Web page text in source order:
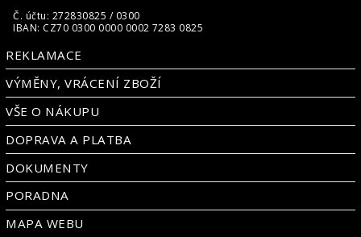
Č. účtu: 272830825 / 0300
IBAN: CZ70 0300 0000 0002 7283 0825
REKLAMACE
VÝMĚNY, VRÁCENÍ ZBOŽÍ
VŠE O NÁKUPU
DOPRAVA A PLATBA
DOKUMENTY
PORADNA
MAPA WEBU